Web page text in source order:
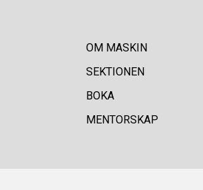
OM MASKIN
SEKTIONEN
BOKA
MENTORSKAP